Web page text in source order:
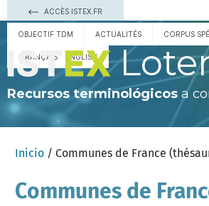
ACCÈS ISTEX.FR
OBJECTIF TDM ACTUALITÉS CORPUS
FRANÇAIS ENGLISH
Recursos terminológicos a
Inicio / Communes de France
Communes de